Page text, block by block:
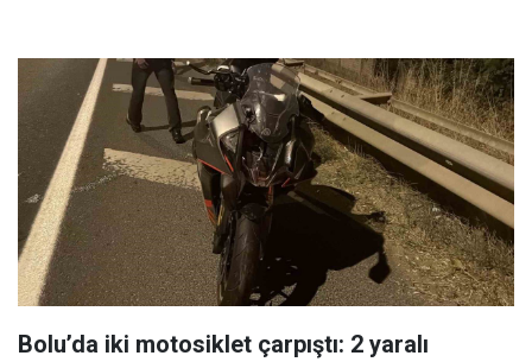
Bolu’da iki motosiklet çarpıştı: 2 yaralı